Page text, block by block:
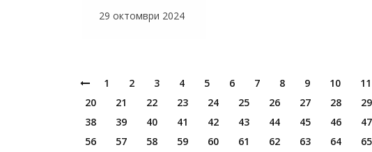
29 октомври 2024
1 2 3 4 5 6 7 8 9 10 11
20
21 22 23 24 25 26 27 28 29
38
39 40 41 42 43 44 45 46 47
56
57 58 59 60 61 62 63 64 65